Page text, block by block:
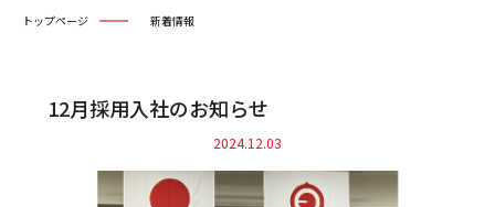
トップページ 新着情報
12月採用入社のお知らせ
2024.12.03